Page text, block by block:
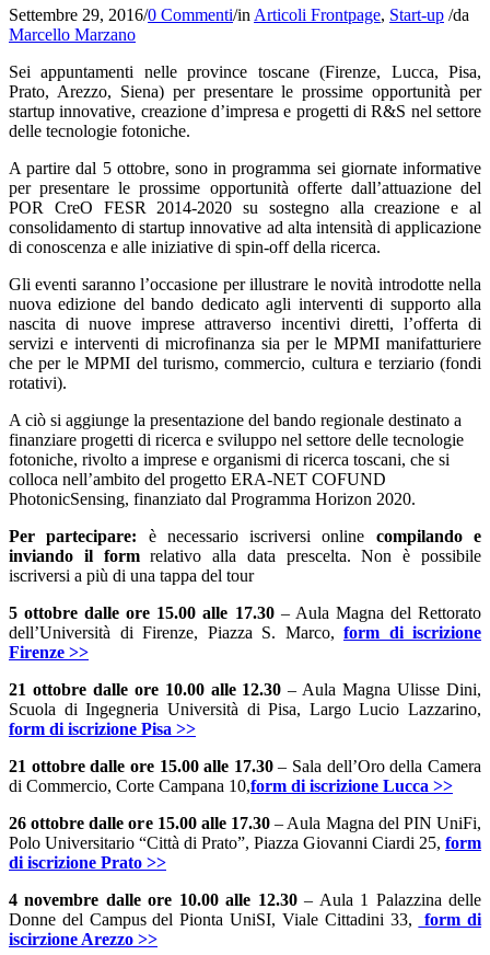
Settembre 29, 2016/0 Commenti/in Articoli Frontpage, Start-up /da
Marcello Marzano
Sei appuntamenti nelle province toscane (Firenze, Lucca, Pisa,
Prato, Arezzo, Siena) per presentare le prossime opportunità per
startup innovative, creazione d’impresa e progetti di R&S nel settore
delle tecnologie fotoniche.
A partire dal 5 ottobre, sono in programma sei giornate informative
per presentare le prossime opportunità offerte dall’attuazione del
POR CreO FESR 2014-2020 su sostegno alla creazione e al
consolidamento di startup innovative ad alta intensità di applicazione
di conoscenza e alle iniziative di spin-off della ricerca.
Gli eventi saranno l’occasione per illustrare le novità introdotte nella
nuova edizione del bando dedicato agli interventi di supporto alla
nascita di nuove imprese attraverso incentivi diretti, l’offerta di
servizi e interventi di microfinanza sia per le MPMI manifatturiere
che per le MPMI del turismo, commercio, cultura e terziario (fondi
rotativi).
A ciò si aggiunge la presentazione del bando regionale destinato a
finanziare progetti di ricerca e sviluppo nel settore delle tecnologie
fotoniche, rivolto a imprese e organismi di ricerca toscani, che si
colloca nell’ambito del progetto ERA-NET COFUND
PhotonicSensing, finanziato dal Programma Horizon 2020.
Per partecipare: è necessario iscriversi online compilando e
inviando il formrelativo alla data prescelta. Non è possibile
iscriversi a più di una tappa del tour
5 ottobre dalle ore 15.00 alle 17.30– Aula Magna del Rettorato
dell’Università di Firenze, Piazza S. Marco, form di iscrizione
Firenze >>
21 ottobre dalle ore 10.00 alle 12.30 – Aula Magna Ulisse Dini,
Scuola di Ingegneria Università di Pisa, Largo Lucio Lazzarino,
form di iscrizione Pisa >>
21 ottobre dalle ore 15.00 alle 17.30– Sala dell’Oro della Camera
di Commercio, Corte Campana 10,form di iscrizione Lucca >>
26 ottobre dalle ore 15.00 alle 17.30 – Aula Magna del PIN UniFi,
Polo Universitario “Città di Prato”, Piazza Giovanni Ciardi 25, form
di iscrizione Prato >>
4 novembre dalle ore 10.00 alle 12.30– Aula 1 Palazzina delle
Donne del Campus del Pionta UniSI, Viale Cittadini 33,
form di
iscirzione Arezzo >>